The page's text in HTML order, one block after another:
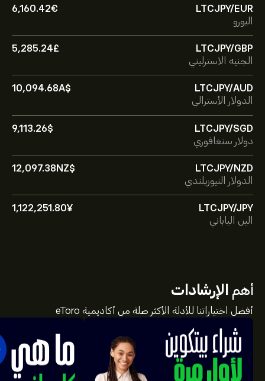
LTCJPY/EUR
6,160.42‎€‎
اليورو
LTCJPY/GBP
5,285.24‎£‎
الجنيه الاسترليني
LTCJPY/AUD
10,094.68‎A$‎
الدولار الأسترالي
LTCJPY/SGD
9,113.26‎$‎
دولار سنغافوري
LTCJPY/NZD
12,097.38‎NZ$‎
الدولار النيوزيلندي
LTCJPY/JPY
1,122,251.80‎¥‎
الين الياباني
أهم الإرشادات
أفضل اختياراتنا للأدلة الأكثر صلة من أكاديمية eToro